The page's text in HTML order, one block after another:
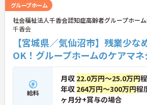
グループホーム
社会福祉法人千香会認知症高齢者グループホー
千香会
【宮城県／気仙沼市】残業少
OK！グループホームのケアマ
給料
月収 22.0万円～25.0万円
年収 264万円～300万円程
ヶ月分+賞与の場合